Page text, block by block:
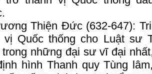
Thiện Đức (632-647):
vị Quốc thống cho Luật sư
trong những đại sư vĩ đại
hình Thanh quy Tùng